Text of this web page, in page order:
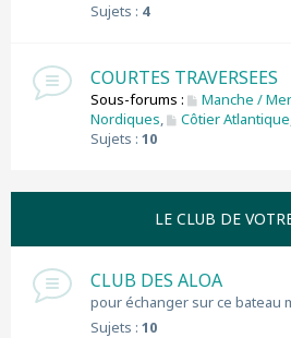
Sujets : 4
COURTES TRAVERSEES
Sous-forums : Manche /
Nordiques, Côtier Atlantique
Sujets : 10
LE CLUB DE
CLUB DES ALOA
pour échanger sur ce bateau
Sujets : 10